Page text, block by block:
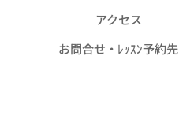
アクセス
お問合せ・ﾚｯｽﾝ予約先